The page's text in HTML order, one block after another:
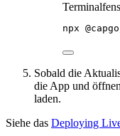
npx
Sobald die
die App und
laden.
Siehe das Deploying